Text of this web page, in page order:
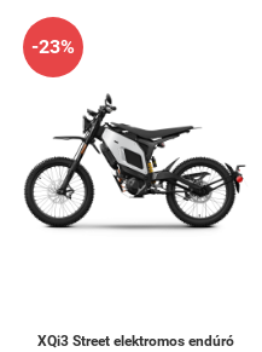
-23%
XQi3 Street elektromos endúró